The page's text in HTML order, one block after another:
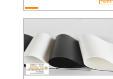
了解更多